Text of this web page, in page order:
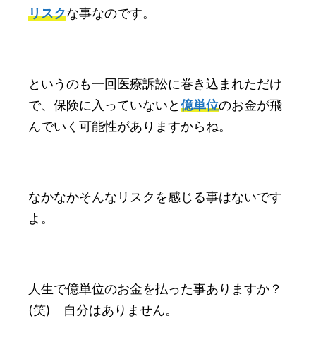
リスクな事なのです。
というのも一回医療訴訟に巻き込まれただけ
で、保険に入っていないと億単位のお金が飛
んでいく可能性がありますからね。
なかなかそんなリスクを感じる事はないです
よ。
人生で億単位のお金を払った事ありますか？
(笑) 自分はありません。